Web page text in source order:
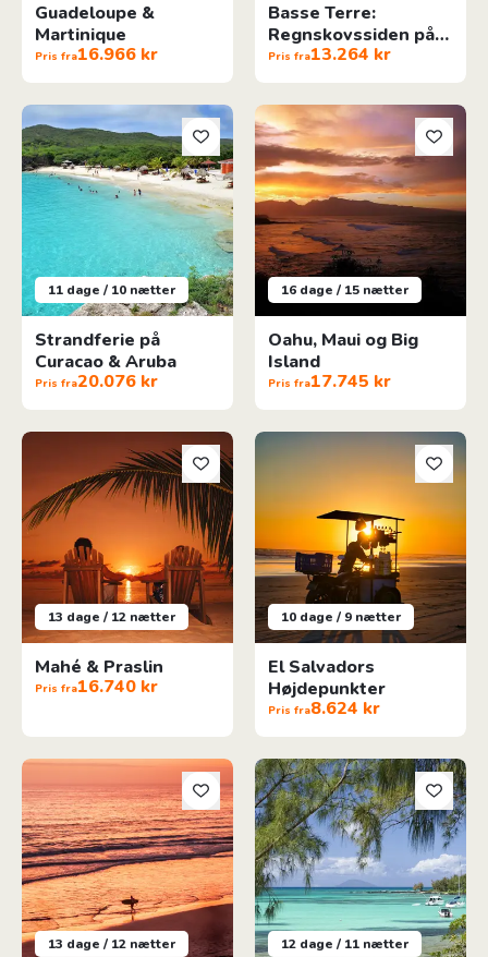
Guadeloupe &
Martinique
Pris fra16.966 kr
Basse Terre:
Regnskovssiden på
Guadeloupe
Pris fra13.264 kr
11 dage / 10 nætter
Strandferie på
Curacao & Aruba
Pris fra20.076 kr
Strandferie på Curacao & Aruba
16 dage / 15 nætter
Oahu, Maui og Big
Island
Pris fra17.745 kr
Oahu, Maui og Big Island
13 dage / 12 nætter
Mahé & Praslin
Pris fra16.740 kr
Mahé & Praslin
10 dage / 9 nætter
El Salvadors
Højdepunkter
Pris fra8.624 kr
El Salvadors Højdepunkter
13 dage / 12 nætter
Barfodsluksus i Colombia
12 dage / 11 nætter
Oplev Reunion Og Mauritius